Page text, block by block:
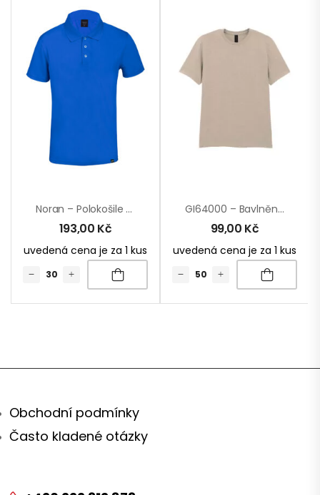
Noran – Polokošile RPET
193,00 Kč
uvedená cena je za 1 kus
GI64000 – Bavlněné Tričko Ringspun
99,00 Kč
uvedená cena je za 1 kus
Obchodní podmínky
Často kladené otázky